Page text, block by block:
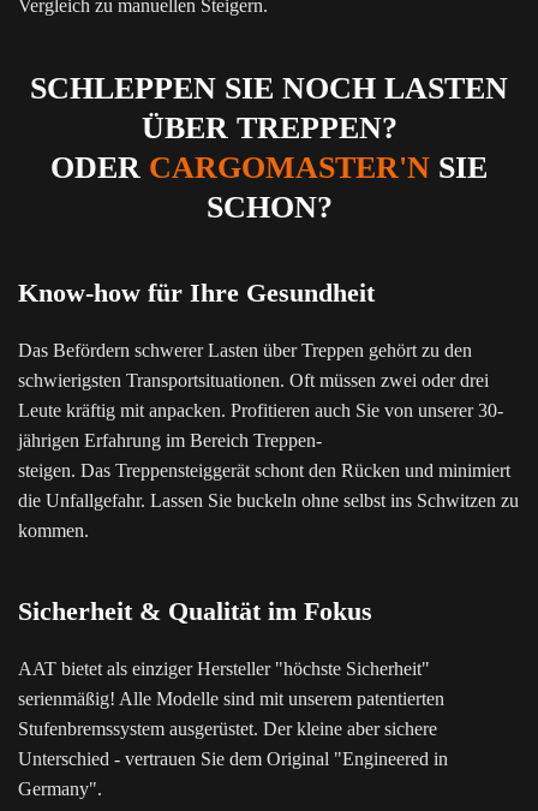
Vergleich zu manuellen Steigern.
SCHLEPPEN SIE NOCH LASTEN
ÜBER TREPPEN?
ODER CARGOMASTER'N SIE
SCHON?
Know-how für Ihre Gesundheit
Das Befördern schwerer Lasten über Treppen gehört zu den
schwierigsten Transportsituationen. Oft müssen zwei oder drei
Leute kräftig mit anpacken. Profitieren auch Sie von unserer 30-
jährigen Erfahrung im Bereich Treppen-
steigen. Das Treppensteiggerät schont den Rücken und minimiert
die Unfallgefahr. Lassen Sie buckeln ohne selbst ins Schwitzen zu
kommen.
Sicherheit & Qualität im Fokus
AAT bietet als einziger Hersteller "höchste Sicherheit"
serienmäßig! Alle Modelle sind mit unserem patentierten
Stufenbremssystem ausgerüstet. Der kleine aber sichere
Unterschied - vertrauen Sie dem Original "Engineered in
Germany".